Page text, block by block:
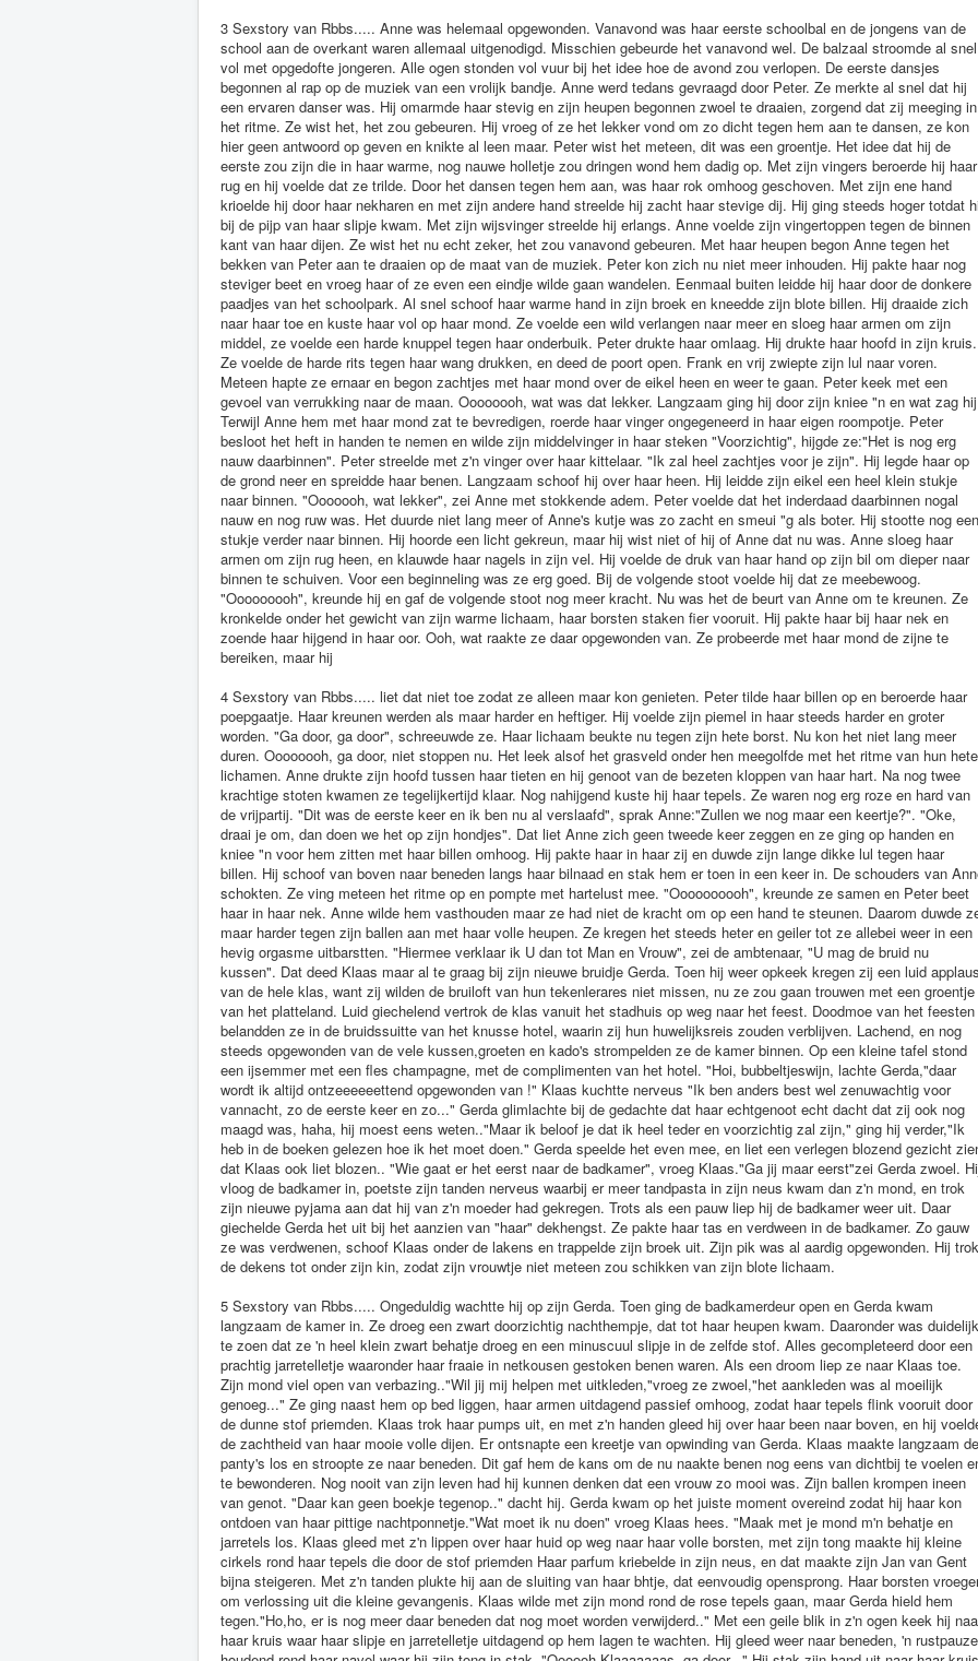
3 Sexstory van Rbbs..... Anne was helemaal opgewonden. Vanavond was haar eerste schoolbal en de jongens van de
school aan de overkant waren allemaal uitgenodigd. Misschien gebeurde het vanavond wel. De balzaal stroomde al snel
vol met opgedofte jongeren. Alle ogen stonden vol vuur bij het idee hoe de avond zou verlopen. De eerste dansjes
begonnen al rap op de muziek van een vrolijk bandje. Anne werd tedans gevraagd door Peter. Ze merkte al snel dat hij
een ervaren danser was. Hij omarmde haar stevig en zijn heupen begonnen zwoel te draaien, zorgend dat zij meeging in
het ritme. Ze wist het, het zou gebeuren. Hij vroeg of ze het lekker vond om zo dicht tegen hem aan te dansen, ze kon
hier geen antwoord op geven en knikte al leen maar. Peter wist het meteen, dit was een groentje. Het idee dat hij de
eerste zou zijn die in haar warme, nog nauwe holletje zou dringen wond hem dadig op. Met zijn vingers beroerde hij haar
rug en hij voelde dat ze trilde. Door het dansen tegen hem aan, was haar rok omhoog geschoven. Met zijn ene hand
krioelde hij door haar nekharen en met zijn andere hand streelde hij zacht haar stevige dij. Hij ging steeds hoger totdat
bij de pijp van haar slipje kwam. Met zijn wijsvinger streelde hij erlangs. Anne voelde zijn vingertoppen tegen de binnen
kant van haar dijen. Ze wist het nu echt zeker, het zou vanavond gebeuren. Met haar heupen begon Anne tegen het
bekken van Peter aan te draaien op de maat van de muziek. Peter kon zich nu niet meer inhouden. Hij pakte haar nog
steviger beet en vroeg haar of ze even een eindje wilde gaan wandelen. Eenmaal buiten leidde hij haar door de donkere
paadjes van het schoolpark. Al snel schoof haar warme hand in zijn broek en kneedde zijn blote billen. Hij draaide zich
naar haar toe en kuste haar vol op haar mond. Ze voelde een wild verlangen naar meer en sloeg haar armen om zijn
middel, ze voelde een harde knuppel tegen haar onderbuik. Peter drukte haar omlaag. Hij drukte haar hoofd in zijn kruis.
Ze voelde de harde rits tegen haar wang drukken, en deed de poort open. Frank en vrij zwiepte zijn lul naar voren.
Meteen hapte ze ernaar en begon zachtjes met haar mond over de eikel heen en weer te gaan. Peter keek met een
gevoel van verrukking naar de maan. Oooooooh, wat was dat lekker. Langzaam ging hij door zijn kniee "n en wat zag
Terwijl Anne hem met haar mond zat te bevredigen, roerde haar vinger ongegeneerd in haar eigen roompotje. Peter
besloot het heft in handen te nemen en wilde zijn middelvinger in haar steken "Voorzichtig", hijgde ze:"Het is nog erg
nauw daarbinnen". Peter streelde met z'n vinger over haar kittelaar. "Ik zal heel zachtjes voor je zijn". Hij legde haar op
de grond neer en spreidde haar benen. Langzaam schoof hij over haar heen. Hij leidde zijn eikel een heel klein stukje
naar binnen. "Ooooooh, wat lekker", zei Anne met stokkende adem. Peter voelde dat het inderdaad daarbinnen nogal
nauw en nog ruw was. Het duurde niet lang meer of Anne's kutje was zo zacht en smeui "g als boter. Hij stootte nog een
stukje verder naar binnen. Hij hoorde een licht gekreun, maar hij wist niet of hij of Anne dat nu was. Anne sloeg haar
armen om zijn rug heen, en klauwde haar nagels in zijn vel. Hij voelde de druk van haar hand op zijn bil om dieper naar
binnen te schuiven. Voor een beginneling was ze erg goed. Bij de volgende stoot voelde hij dat ze meebewoog.
"Ooooooooh", kreunde hij en gaf de volgende stoot nog meer kracht. Nu was het de beurt van Anne om te kreunen. Ze
kronkelde onder het gewicht van zijn warme lichaam, haar borsten staken fier vooruit. Hij pakte haar bij haar nek en
zoende haar hijgend in haar oor. Ooh, wat raakte ze daar opgewonden van. Ze probeerde met haar mond de zijne te
bereiken, maar hij
4 Sexstory van Rbbs..... liet dat niet toe zodat ze alleen maar kon genieten. Peter tilde haar billen op en beroerde haar
poepgaatje. Haar kreunen werden als maar harder en heftiger. Hij voelde zijn piemel in haar steeds harder en groter
worden. "Ga door, ga door", schreeuwde ze. Haar lichaam beukte nu tegen zijn hete borst. Nu kon het niet lang meer
duren. Oooooooh, ga door, niet stoppen nu. Het leek alsof het grasveld onder hen meegolfde met het ritme van hun hete
lichamen. Anne drukte zijn hoofd tussen haar tieten en hij genoot van de bezeten kloppen van haar hart. Na nog twee
krachtige stoten kwamen ze tegelijkertijd klaar. Nog nahijgend kuste hij haar tepels. Ze waren nog erg roze en hard van
de vrijpartij. "Dit was de eerste keer en ik ben nu al verslaafd", sprak Anne:"Zullen we nog maar een keertje?". "Oke,
draai je om, dan doen we het op zijn hondjes". Dat liet Anne zich geen tweede keer zeggen en ze ging op handen en
kniee "n voor hem zitten met haar billen omhoog. Hij pakte haar in haar zij en duwde zijn lange dikke lul tegen haar
billen. Hij schoof van boven naar beneden langs haar bilnaad en stak hem er toen in een keer in. De schouders van
schokten. Ze ving meteen het ritme op en pompte met hartelust mee. "Oooooooooh", kreunde ze samen en Peter beet
haar in haar nek. Anne wilde hem vasthouden maar ze had niet de kracht om op een hand te steunen. Daarom duwde
maar harder tegen zijn ballen aan met haar volle heupen. Ze kregen het steeds heter en geiler tot ze allebei weer in een
hevig orgasme uitbarstten. "Hiermee verklaar ik U dan tot Man en Vrouw", zei de ambtenaar, "U mag de bruid nu
kussen". Dat deed Klaas maar al te graag bij zijn nieuwe bruidje Gerda. Toen hij weer opkeek kregen zij een luid
van de hele klas, want zij wilden de bruiloft van hun tekenlerares niet missen, nu ze zou gaan trouwen met een groentje
van het platteland. Luid giechelend vertrok de klas vanuit het stadhuis op weg naar het feest. Doodmoe van het feesten
belandden ze in de bruidssuitte van het knusse hotel, waarin zij hun huwelijksreis zouden verblijven. Lachend, en nog
steeds opgewonden van de vele kussen,groeten en kado's strompelden ze de kamer binnen. Op een kleine tafel stond
een ijsemmer met een fles champagne, met de complimenten van het hotel. "Hoi, bubbeltjeswijn, lachte Gerda,"daar
wordt ik altijd ontzeeeeeettend opgewonden van !" Klaas kuchtte nerveus "Ik ben anders best wel zenuwachtig voor
vannacht, zo de eerste keer en zo..." Gerda glimlachte bij de gedachte dat haar echtgenoot echt dacht dat zij ook nog
maagd was, haha, hij moest eens weten.."Maar ik beloof je dat ik heel teder en voorzichtig zal zijn," ging hij verder,"Ik
heb in de boeken gelezen hoe ik het moet doen." Gerda speelde het even mee, en liet een verlegen blozend gezicht
dat Klaas ook liet blozen.. "Wie gaat er het eerst naar de badkamer", vroeg Klaas."Ga jij maar eerst"zei Gerda zwoel.
vloog de badkamer in, poetste zijn tanden nerveus waarbij er meer tandpasta in zijn neus kwam dan z'n mond, en trok
zijn nieuwe pyjama aan dat hij van z'n moeder had gekregen. Trots als een pauw liep hij de badkamer weer uit. Daar
giechelde Gerda het uit bij het aanzien van "haar" dekhengst. Ze pakte haar tas en verdween in de badkamer. Zo gauw
ze was verdwenen, schoof Klaas onder de lakens en trappelde zijn broek uit. Zijn pik was al aardig opgewonden. Hij trok
de dekens tot onder zijn kin, zodat zijn vrouwtje niet meteen zou schikken van zijn blote lichaam.
5 Sexstory van Rbbs..... Ongeduldig wachtte hij op zijn Gerda. Toen ging de badkamerdeur open en Gerda kwam
langzaam de kamer in. Ze droeg een zwart doorzichtig nachthempje, dat tot haar heupen kwam. Daaronder was duidelijk
te zoen dat ze 'n heel klein zwart behatje droeg en een minuscuul slipje in de zelfde stof. Alles gecompleteerd door een
prachtig jarretelletje waaronder haar fraaie in netkousen gestoken benen waren. Als een droom liep ze naar Klaas toe.
Zijn mond viel open van verbazing.."Wil jij mij helpen met uitkleden,"vroeg ze zwoel,"het aankleden was al moeilijk
genoeg..." Ze ging naast hem op bed liggen, haar armen uitdagend passief omhoog, zodat haar tepels flink vooruit door
de dunne stof priemden. Klaas trok haar pumps uit, en met z'n handen gleed hij over haar been naar boven, en hij
de zachtheid van haar mooie volle dijen. Er ontsnapte een kreetje van opwinding van Gerda. Klaas maakte langzaam de
panty's los en stroopte ze naar beneden. Dit gaf hem de kans om de nu naakte benen nog eens van dichtbij te voelen
te bewonderen. Nog nooit van zijn leven had hij kunnen denken dat een vrouw zo mooi was. Zijn ballen krompen ineen
van genot. "Daar kan geen boekje tegenop.." dacht hij. Gerda kwam op het juiste moment overeind zodat hij haar kon
ontdoen van haar pittige nachtponnetje."Wat moet ik nu doen" vroeg Klaas hees. "Maak met je mond m'n behatje en
jarretels los. Klaas gleed met z'n lippen over haar huid op weg naar haar volle borsten, met zijn tong maakte hij kleine
cirkels rond haar tepels die door de stof priemden Haar parfum kriebelde in zijn neus, en dat maakte zijn Jan van Gent
bijna steigeren. Met z'n tanden plukte hij aan de sluiting van haar bhtje, dat eenvoudig opensprong. Haar borsten
om verlossing uit die kleine gevangenis. Klaas wilde met zijn mond rond de rose tepels gaan, maar Gerda hield hem
tegen."Ho,ho, er is nog meer daar beneden dat nog moet worden verwijderd.." Met een geile blik in z'n ogen keek hij
haar kruis waar haar slipje en jarretelletje uitdagend op hem lagen te wachten. Hij gleed weer naar beneden, 'n rustpauze